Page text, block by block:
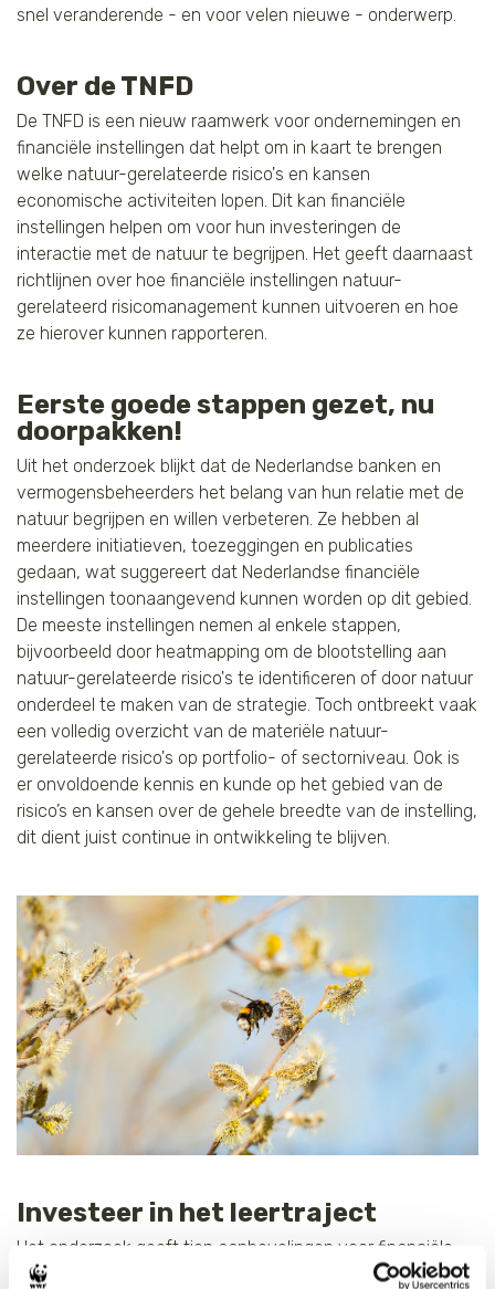
snel veranderende - en voor velen nieuwe - onderwerp.
Over de TNFD
De TNFD is een nieuw raamwerk voor ondernemingen en
financiële instellingen dat helpt om in kaart te brengen
welke natuur-gerelateerde risico's en kansen
economische activiteiten lopen. Dit kan financiële
instellingen helpen om voor hun investeringen de
interactie met de natuur te begrijpen. Het geeft daarnaast
richtlijnen over hoe financiële instellingen natuur-
gerelateerd risicomanagement kunnen uitvoeren en hoe
ze hierover kunnen rapporteren.
Eerste goede stappen gezet, nu
doorpakken!
Uit het onderzoek blijkt dat de Nederlandse banken en
vermogensbeheerders het belang van hun relatie met de
natuur begrijpen en willen verbeteren. Ze hebben al
meerdere initiatieven, toezeggingen en publicaties
gedaan, wat suggereert dat Nederlandse financiële
instellingen toonaangevend kunnen worden op dit gebied.
De meeste instellingen nemen al enkele stappen,
bijvoorbeeld door heatmapping om de blootstelling aan
natuur-gerelateerde risico's te identificeren of door natuur
onderdeel te maken van de strategie. Toch ontbreekt vaak
een volledig overzicht van de materiële natuur-
gerelateerde risico's op portfolio- of sectorniveau. Ook is
er onvoldoende kennis en kunde op het gebied van de
risico’s en kansen over de gehele breedte van de instelling,
dit dient juist continue in ontwikkeling te blijven.
Investeer in het leertraject
Het onderzoek geeft tien aanbevelingen voor financiële
instellingen, waarbij het belang van (blijven) leren, actie